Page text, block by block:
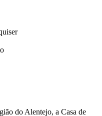
do Alentejo, a Casa de